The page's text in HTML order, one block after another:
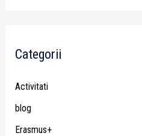
Categorii
Activitati
blog
Erasmus+